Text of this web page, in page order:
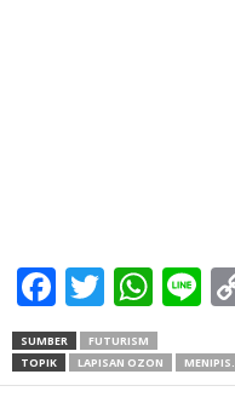
Facebook
Twitter
SUMBER
FUTURISM
TOPIK
LAPISAN OZON MENIPIS.